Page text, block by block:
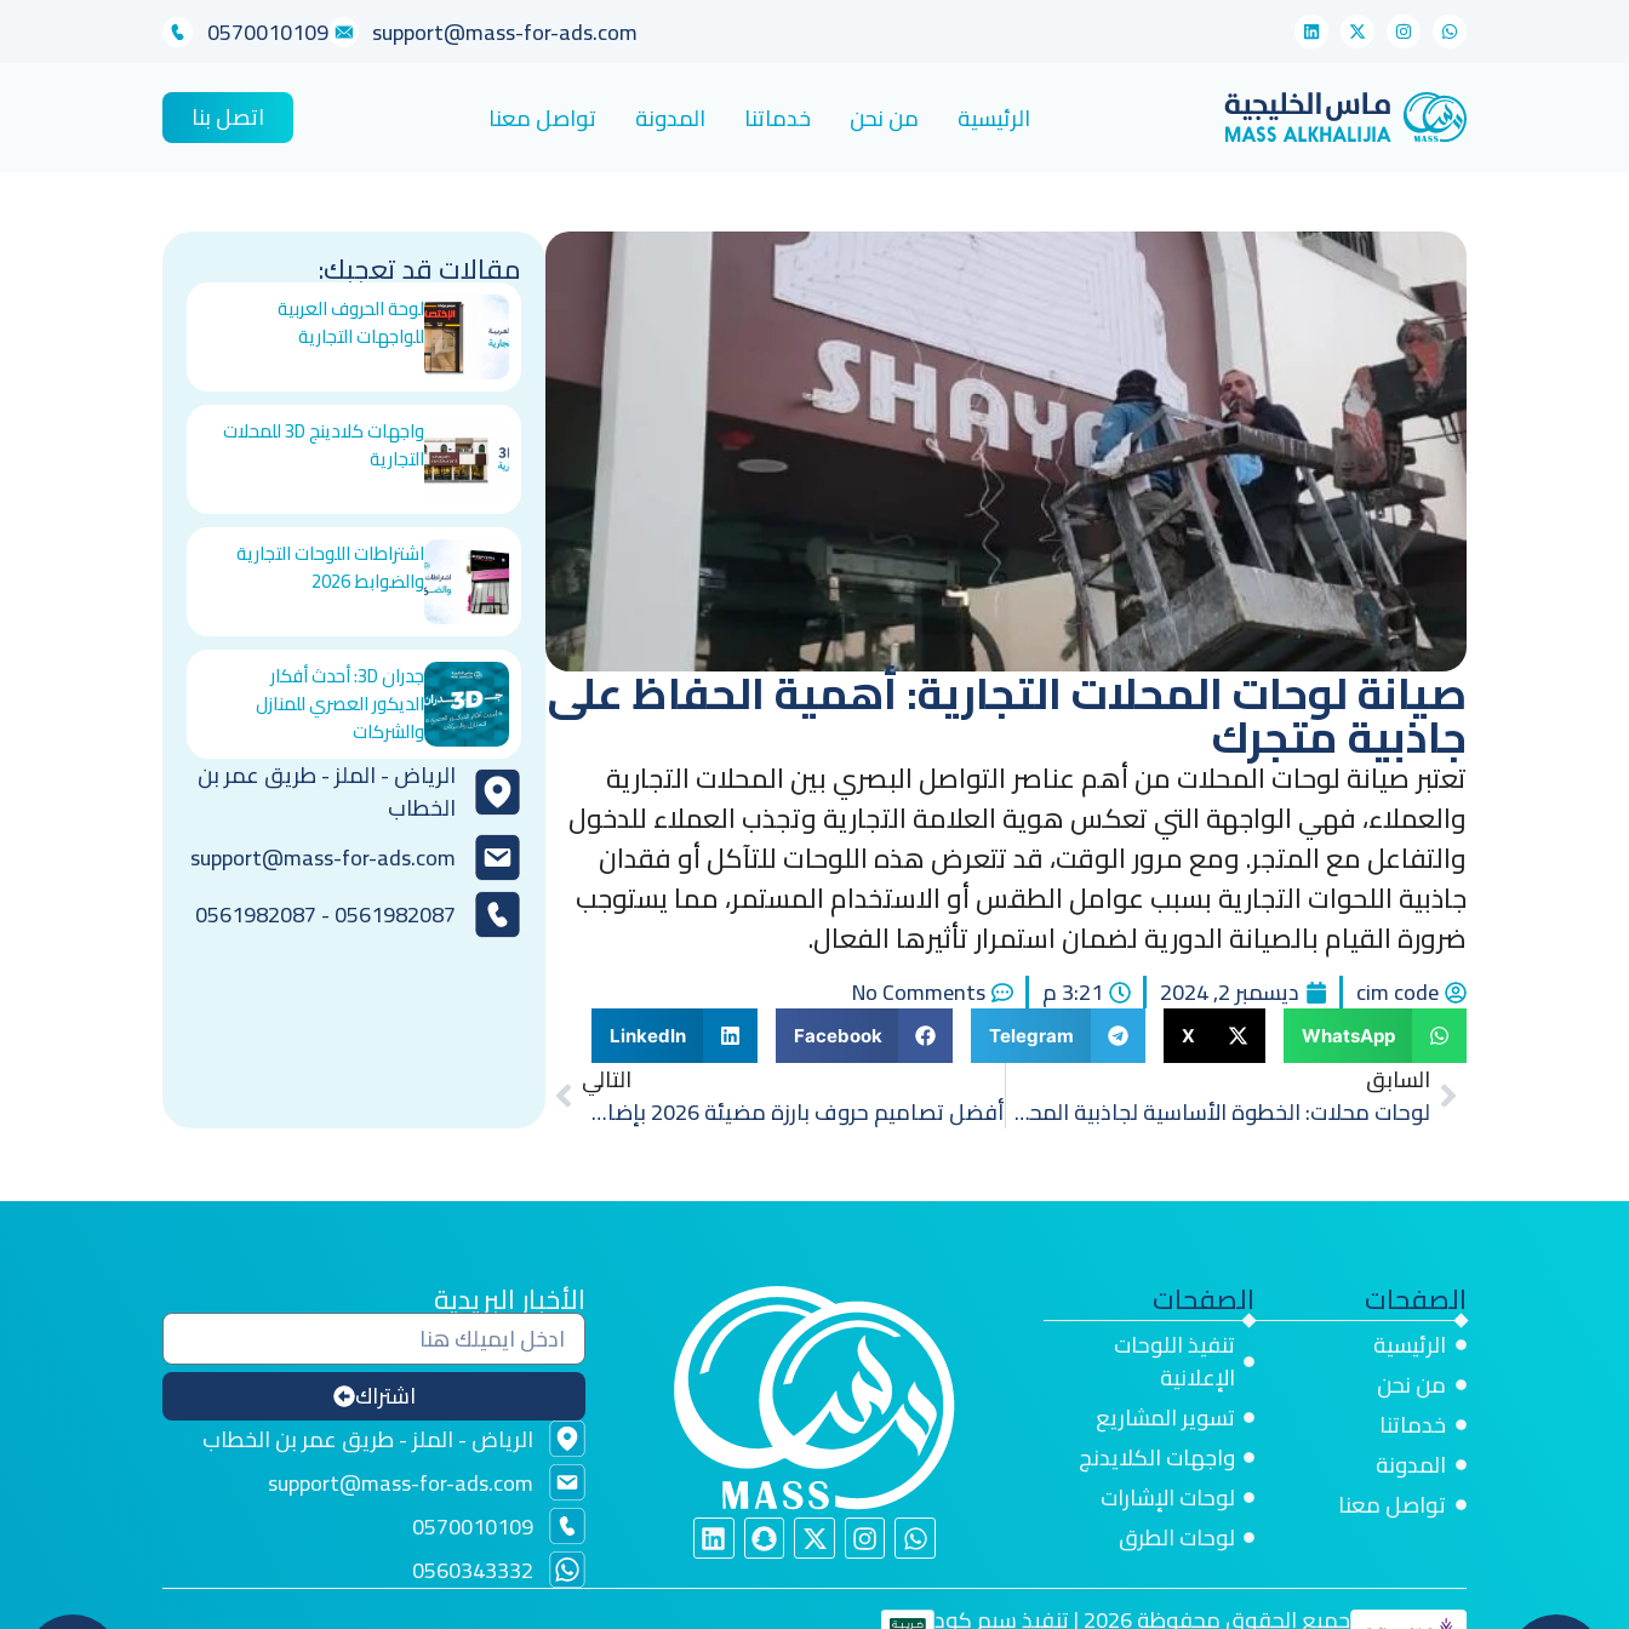
0570010109 support@mass-for-ads.com
الرئيسية من نحن خدماتنا المدونة تواصل معنا اتصل بنا
صيانة لوحات المحلات التجارية: أهمية الحفاظ على
جاذبية متجرك
تعتبر صيانة لوحات المحلات من أهم عناصر التواصل البصري بين المحلات التجارية
والعملاء، فهي الواجهة التي تعكس هوية العلامة التجارية وتجذب العملاء للدخول
والتفاعل مع المتجر. ومع مرور الوقت، قد تتعرض هذه اللوحات للتآكل أو فقدان
جاذبية اللحوات التجارية بسبب عوامل الطقس أو الاستخدام المستمر، مما يستوجب
ضرورة القيام بالصيانة الدورية لضمان استمرار تأثيرها الفعال.
cim code ديسمبر 2, 2024 3:21 م No Comments
WhatsApp
X
Telegram
Facebook
LinkedIn
السابق
لوحات محلات: الخطوة الأساسية لجاذبية المحلات
التالي
أفضل تصاميم حروف بارزة مضيئة 2026 بإضاءة فخمة وجذابة
مقالات قد تعجبك:
لوحة الحروف العربية
للواجهات التجارية
واجهات كلادينج 3D للمحلات
التجارية
اشتراطات اللوحات التجارية
والضوابط 2026
جدران 3D: أحدث أفكار
الديكور العصري للمنازل
والشركات
الرياض - الملز - طريق عمر بن
الخطاب
support@mass-for-ads.com
0561982087 - 0561982087
الصفحات
الرئيسية
من نحن
خدماتنا
المدونة
تواصل معنا
الصفحات
تنفيذ اللوحات
الإعلانية
تسوير المشاريع
واجهات الكلايدنج
لوحات الإشارات
لوحات الطرق
الأخبار البريدية
اشتراك
الرياض - الملز - طريق عمر بن الخطاب
support@mass-for-ads.com
0570010109
0560343332
جميع الحقوق محفوظة 2026 | تنفيذ سيم كود